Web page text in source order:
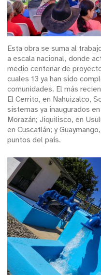
Esta obra se suma al
a escala nacional, donde
medio centenar de
cuales 13 ya han sido
comunidades. El más
El Cerrito, en Nahuizalco,
sistemas ya inaugurados
Morazán; Jiquilisco, en
en Cuscatlán; y
puntos del país.